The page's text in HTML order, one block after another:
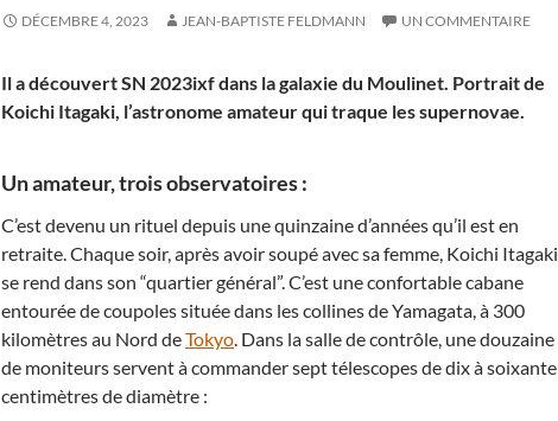
DÉCEMBRE 4, 2023 JEAN-BAPTISTE FELDMANN UN COMMENTAIRE
Il a découvert SN 2023ixf dans la galaxie du Moulinet. Portrait de
Koichi Itagaki, l’astronome amateur qui traque les supernovae.
Un amateur, trois observatoires :
C’est devenu un rituel depuis une quinzaine d’années qu’il est en
retraite. Chaque soir, après avoir soupé avec sa femme, Koichi Itagaki
se rend dans son “quartier général”. C’est une confortable cabane
entourée de coupoles située dans les collines de Yamagata, à 300
kilomètres au Nord deTokyo. Dans la salle de contrôle, une douzaine
de moniteurs servent à commander sept télescopes de dix à soixante
centimètres de diamètre :